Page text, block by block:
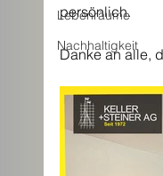
Lebenräume
Nachhaltigkeit
persönlich.
Danke an alle,